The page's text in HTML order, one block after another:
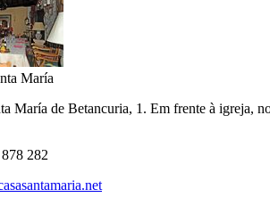
María
María de Betancuria, 1 . Em frente à igreja,
282